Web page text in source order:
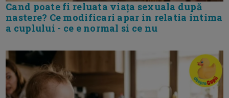
Cand poate fi reluata viața sexuala după
nastere? Ce modificari apar in relatia intima
a cuplului - ce e normal si ce nu